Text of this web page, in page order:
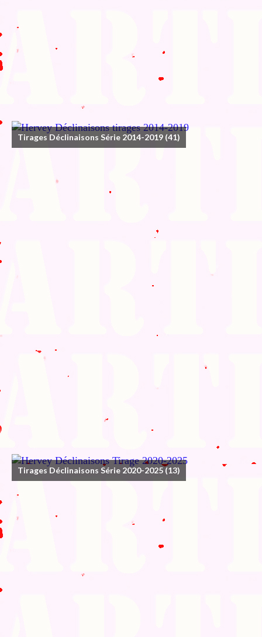
Tirages Déclinaisons Série 2014-2019 (41)
Tirages Déclinaisons Série 2020-2025 (13)